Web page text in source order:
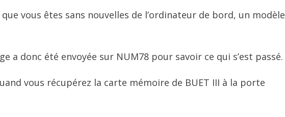
vous êtes sans nouvelles de l’ordinateur de bord, un modèle
a donc été envoyée sur NUM78 pour savoir ce qui s’est passé.
vous récupérez la carte mémoire de BUET III à la porte